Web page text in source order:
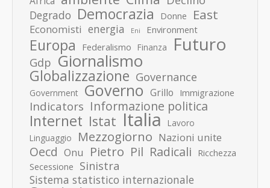
Degrado Democrazia Donne East
Economisti energia Eni Environment
Europa Federalismo Finanza Futuro
Gdp Giornalismo
Globalizzazione Governance
Government Governo Grillo Immigrazione
Indicators Informazione politica
Internet Istat Italia
Lavoro
Linguaggio
Mezzogiorno Nazioni unite
Oecd Onu Pietro Pil Radicali Ricchezza
Secessione Sinistra
Sistema statistico internazionale